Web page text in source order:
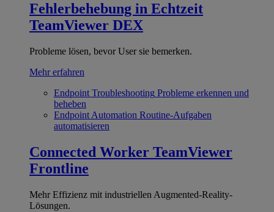
Fehlerbehebung in Echtzeit
TeamViewer DEX
Probleme lösen, bevor User sie bemerken.
Mehr erfahren
Endpoint Troubleshooting Probleme erkennen und
beheben
Endpoint Automation Routine-Aufgaben
automatisieren
Connected Worker TeamViewer
Frontline
Mehr Effizienz mit industriellen Augmented-Reality-
Lösungen.